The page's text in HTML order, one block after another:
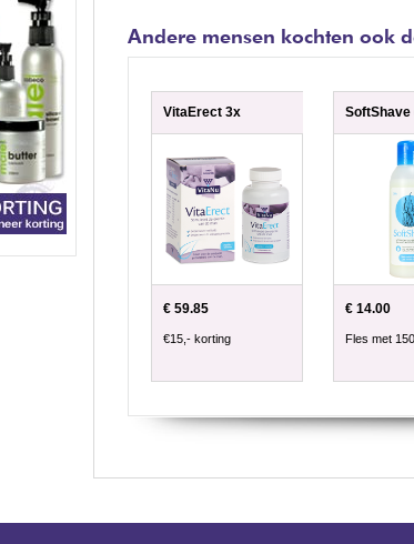
Andere mensen kochten ook
VitaErect 3x
€ 59.85
€15,- korting
SoftShave
€ 14.00
Fles met